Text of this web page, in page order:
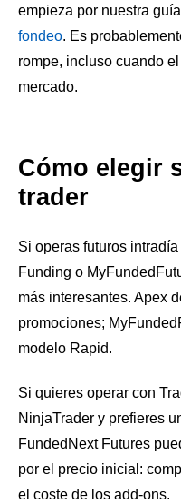
empieza por nuestra
fondeo. Es
rompe, incluso cuando
mercado.
Cómo elegir
trader
Si operas futuros
Funding o
más interesantes. Apex
promociones;
modelo Rapid.
Si quieres operar con
NinjaTrader y prefieres
FundedNext Futures
por el precio inicial:
el coste de los add-ons.